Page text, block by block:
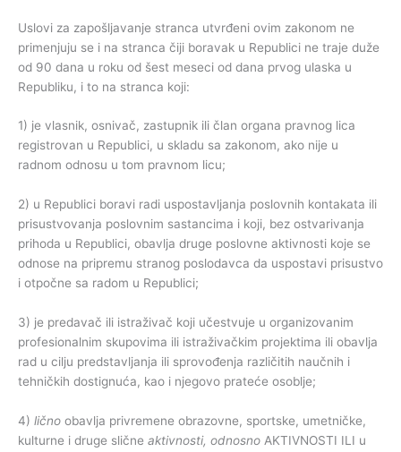
Uslovi za zapošljavanje stranca utvrđeni ovim zakonom ne
primenjuju se i na stranca čiji boravak u Republici ne traje duže
od 90 dana u roku od šest meseci od dana prvog ulaska u
Republiku, i to na stranca koji:
1) je vlasnik, osnivač, zastupnik ili član organa pravnog lica
registrovan u Republici, u skladu sa zakonom, ako nije u
radnom odnosu u tom pravnom licu;
2) u Republici boravi radi uspostavljanja poslovnih kontakata ili
prisustvovanja poslovnim sastancima i koji, bez ostvarivanja
prihoda u Republici, obavlja druge poslovne aktivnosti koje se
odnose na pripremu stranog poslodavca da uspostavi prisustvo
i otpočne sa radom u Republici;
3) je predavač ili istraživač koji učestvuje u organizovanim
profesionalnim skupovima ili istraživačkim projektima ili obavlja
rad u cilju predstavljanja ili sprovođenja različitih naučnih i
tehničkih dostignuća, kao i njegovo prateće osoblje;
4) lično obavlja privremene obrazovne, sportske, umetničke,
kulturne i druge slične aktivnosti, odnosno AKTIVNOSTI ILI u